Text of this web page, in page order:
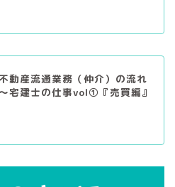
不動産流通業務（仲介）の流れ
～宅建士の仕事vol①『売買編』